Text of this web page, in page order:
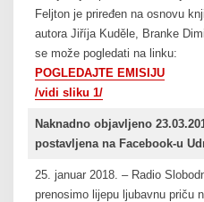
Feljton je priređen na osnovu
autora Jiříja Kuděle, Branke
se može pogledati na linku:
POGLEDAJTE EMISIJU
/vidi sliku 1/
Naknadno objavljeno
postavljena na Facebook-u
25. januar 2018. – Radio
prenosimo lijepu ljubavnu priču